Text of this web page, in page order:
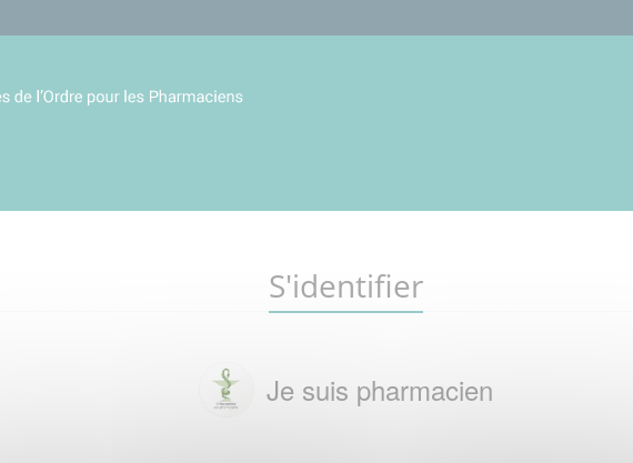
S'identifier
Je suis pharmacien